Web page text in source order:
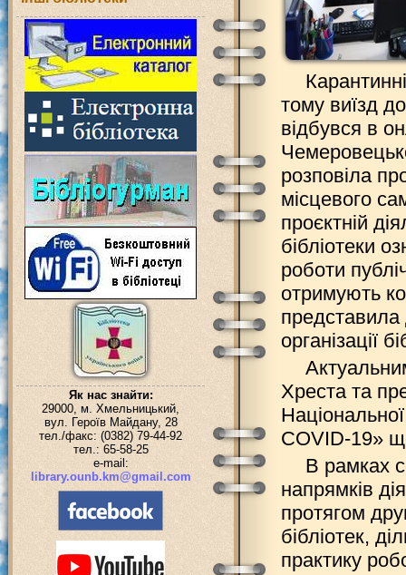
Як нас знайти:
29000, м. Хмельницький,
вул. Героїв Майдану, 28
тел./факс: (0382) 79-44-92
тел.: 65-58-25
e-mail:
library.ounb.km@gmail.com
тому виїзд
відбувся в
розповіла
місцевого
проєктній
бібліотеки
роботи
отримують
представила
організації
Хреста та
COVID-19»
В рамках
напрямків
протягом
бібліотек,
практику